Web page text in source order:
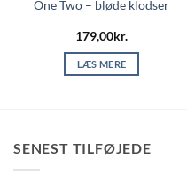
One Two – bløde klodser
179,00kr.
LÆS MERE
SENEST TILFØJEDE